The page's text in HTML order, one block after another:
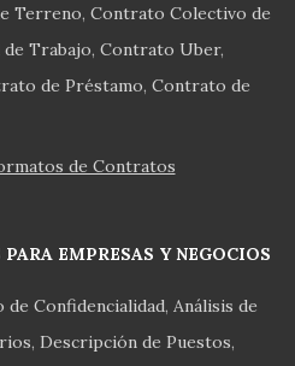
Terreno Contrato Colectivo de
Trabajo Contrato Uber
de Préstamo Contrato de
de Contratos
EMPRESAS Y NEGOCIOS
de Confidencialidad Análisis de
Descripción de Puestos